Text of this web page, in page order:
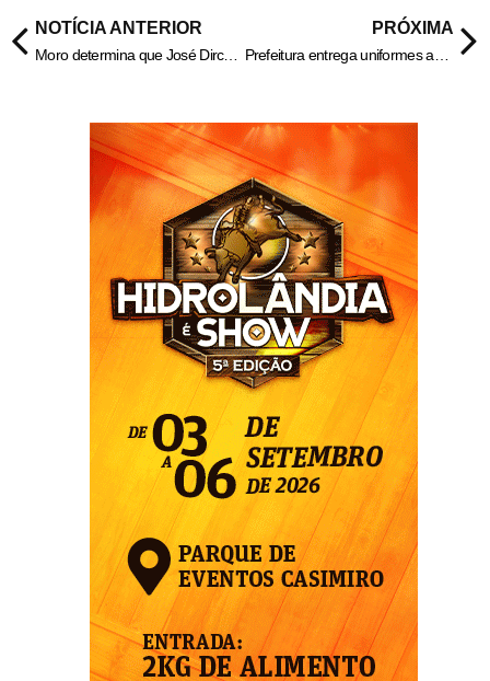
NOTÍCIA ANTERIOR
Moro determina que José Dirceu deixe a prisão com tornozeleira eletrônica.
PRÓXIMA
Prefeitura entrega uniformes aos agentes de endemias.